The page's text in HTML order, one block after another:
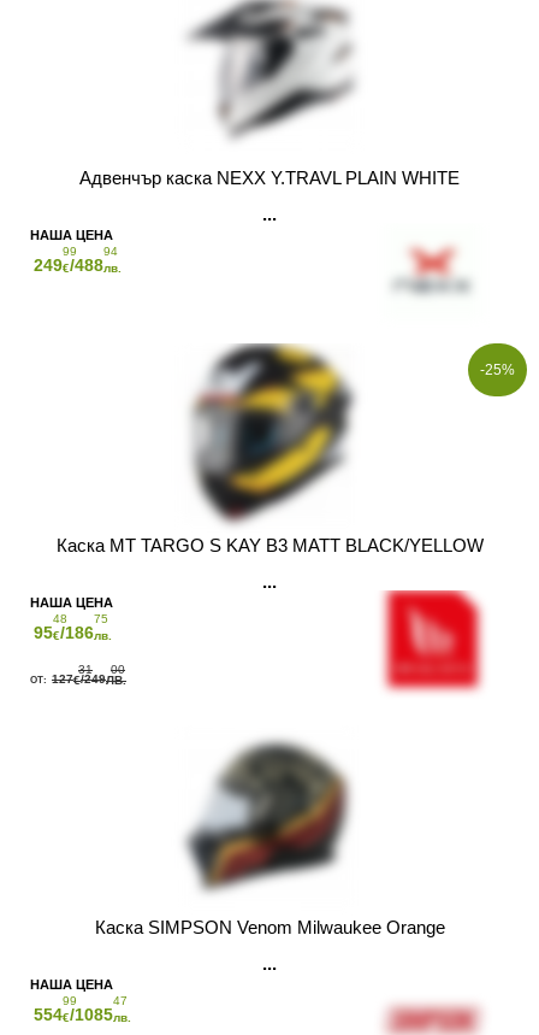
Адвенчър каска NEXX Y.TRAVL PLAIN WHITE
249
99
€/488
94
лв.
-25%
Каска MT TARGO S KAY B3 MATT BLACK/YELLOW
95
48
€/186
75
лв.
127
31
€/249
00
ЛВ.
Каска SIMPSON Venom Milwaukee Orange
554
99
€/1085
47
лв.